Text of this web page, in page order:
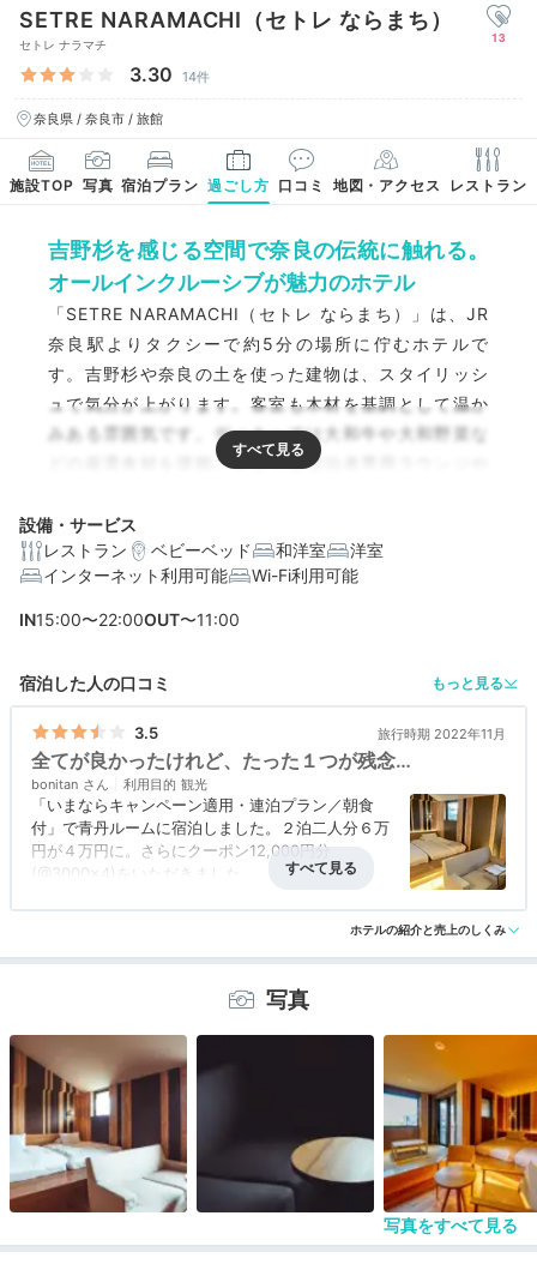
SETRE NARAMACHI（セトレ ならまち）
セトレ ナラマチ
3.30 14件
奈良県 / 奈良市 / 旅館
13
施設TOP 写真 宿泊プラン 過ごし方 口コミ 地図・アクセス レストラン
吉野杉を感じる空間で奈良の伝統に触れる。
オールインクルーシブが魅力のホテル
「SETRE NARAMACHI（セトレ ならまち）」は、JR
奈良駅よりタクシーで約5分の場所に佇むホテルで
す。吉野杉や奈良の土を使った建物は、スタイリッシ
ュで気分が上がります。客室も木材を基調として温か
みある雰囲気です。ディナーでは大和牛や大和野菜な
どの厳選食材を堪能。滞在中は宿泊者専用ラウンジや
で、ゆっくりと過ごせます。
好立地
土壁や和紙、畳で日本を感じる。職人のこだわりが詰ま
った匠室
奈良だけではなく、瀬戸内や長崎など各地の逸品を堪能
する夕食
設備・サービス
レストラン
ベビーベッド 和洋室
洋室
インターネット利用可能
Wi-Fi利用可能
IN15:00〜22:00OUT〜11:00
宿泊した人の口コミ もっと見る
3.5 旅行時期 2022年11月
全てが良かったけれど、たった１つが残念…
bonitan 利用目的 観光
「いまならキャンペーン適用・連泊プラン／朝食
付」で青丹ルームに宿泊しました。２泊二人分６万
円が４万円に。さらにクーポン12,000円分
(@3000×4)をいただきました。
もとても良かったです。スタッフさんたちもにこや
かで感じ良かったです。特にフロントの男性スタッ
宿泊者はラウンジが利用できるので、アルコールを
含めたドリンク類やおつまみ類を自由にいただけま
す。朝食も見た目に美しい小綺麗な盛り付けで美味
しかったです。まだ新しいホテルなので館内は清潔
で綺麗。スタイリッシュなデザインで、いわゆる映
えるホテルで若い人たちにウケそうです。
こんなに良いことづくめだったのに１つだけ残念だ
ったのは、部屋の水回りです。部屋と洗面所の間に
アクセス 5.0 コスパ 5.0 客室 3.0 接客対応 4.0 風呂 1.0
ホテルの紹介と売上のしくみ
写真
写真をすべて見る